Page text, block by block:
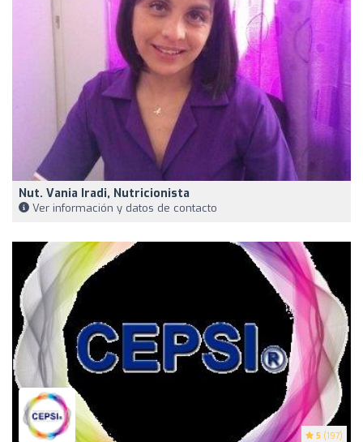
Nut. Vania Iradi, Nutricionista
Ver información y datos de contacto
5 (197)